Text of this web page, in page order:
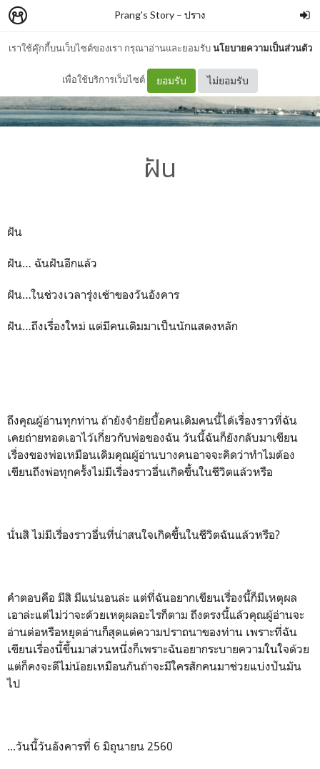
เราใช้คุ๊กกี้บนเว็บไซต์ของเรา กรุณาอ่านและยอมรับนโยบายความเป็นส่วนตัว
เพื่อใช้บริการเว็บไซต์ ยอมรับ ไม่ยอมรับ
Prang's Story – ปราง
ฝัน
ฝัน
ฝัน… ฉันฝันอีกแล้ว
ฝัน…ในช่วงเวลารุ่งเช้าของวันอังคาร
ฝัน…ถึงเรื่องใหม่ แต่มีคนเดิมมาเป็นนักแสดงหลัก
ถึงคุณผู้อ่านทุกท่าน ถ้ายังจำยัยบื้อคนเดิมคนนี้ได้เรื่องราวที่ฉัน
เคยถ่ายทอดเอาไว้เกี่ยวกับพ่อของฉัน วันนี้ฉันก็ยังกลับมาเขียน
เรื่องของพ่อเหมือนเดิมคุณผู้อ่านบางคนอาจจะคิดว่าทำไมต้อง
เขียนถึงพ่อทุกครั้งไม่มีเรื่องราวอื่นเกิดขึ้นในชีวิตแล้วหรือ
นั่นสิ ไม่มีเรื่องราวอื่นที่น่าสนใจเกิดขึ้นในชีวิตฉันแล้วหรือ?
คำตอบคือ มีสิ มีแน่นอนล่ะ แต่ที่ฉันอยากเขียนเรื่องนี้ก็มีเหตุผล
เอาล่ะแต่ไม่ว่าจะด้วยเหตุผลอะไรก็ตาม ถึงตรงนี้แล้วคุณผู้อ่านจะ
อ่านต่อหรือหยุดอ่านก็สุดแต่ความปราถนาของท่าน เพราะที่ฉัน
เขียนเรื่องนี้ขึ้นมาส่วนหนึ่งก็เพราะฉันอยากระบายความในใจด้วย
แต่ก็คงจะดีไม่น้อยเหมือนกันถ้าจะมีใครสักคนมาช่วยแบ่งปันมัน
ไป
...วันนี้วันอังคารที่ 6 มิถุนายน 2560